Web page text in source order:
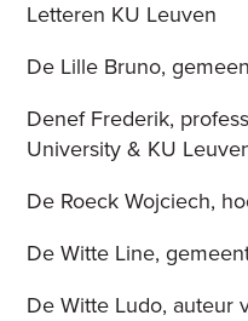
Letteren KU Leuven
De Lille Bruno,
Denef Frederik,
University & KU
De Roeck Wojciech,
De Witte Line,
De Witte Ludo, auteur